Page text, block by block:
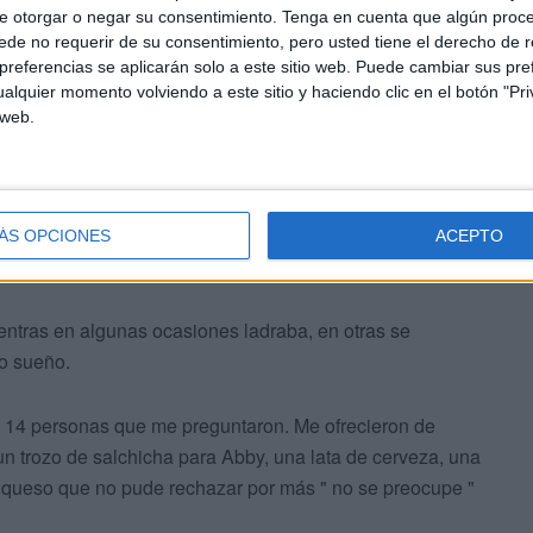
otorgar o negar su consentimiento. Tenga en cuenta que algún
no requerir de su consentimiento, pero usted tiene el derecho de
se aplicarán solo a este sitio web. Puede cambiar sus
momento volviendo a este sitio y haciendo clic en el botón
OPCIONES ACEPTO
a un fontanero, un repartidor de pizzas, al
a entregar un aviso, un técnico de antenas de TV, a
cuatro perros de la finca, a tres padres con
de Silva, un electricista, dos trabajadores de la
Jehová.
en algunas ocasiones ladraba, en otras se
sueño.
personas que me preguntaron. Me ofrecieron de
trozo de salchicha para Abby, una lata de cerveza, una
que no pude rechazar por más " no se preocupe "